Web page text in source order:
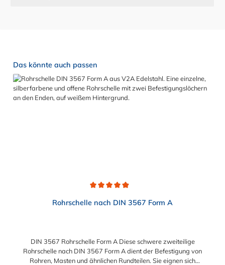
Produktgalerie überspringen
Das könnte auch passen
Rohrschelle nach DIN 3567 Form A
DIN 3567 Rohrschelle Form A Diese schwere zweiteilige
Rohrschelle nach DIN 3567 Form A dient der Befestigung von
Rohren, Masten und ähnlichen Rundteilen. Sie eignen sich